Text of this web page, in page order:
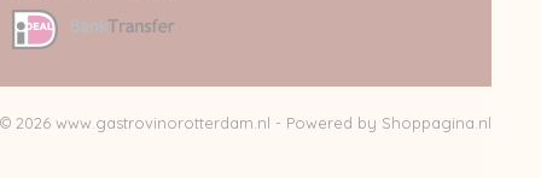
© 2026 www.gastrovinorotterdam.nl - Powered by Shoppagina.nl